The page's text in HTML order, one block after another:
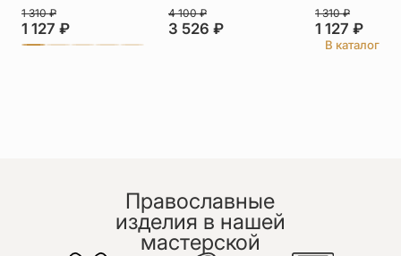
Нестерович Ирина Юрьевна
1 127 ₽
1 310₽
3 526 ₽
4 100₽
1 127 ₽
1 310₽
В каталог
Православные
изделия в нашей
мастерской